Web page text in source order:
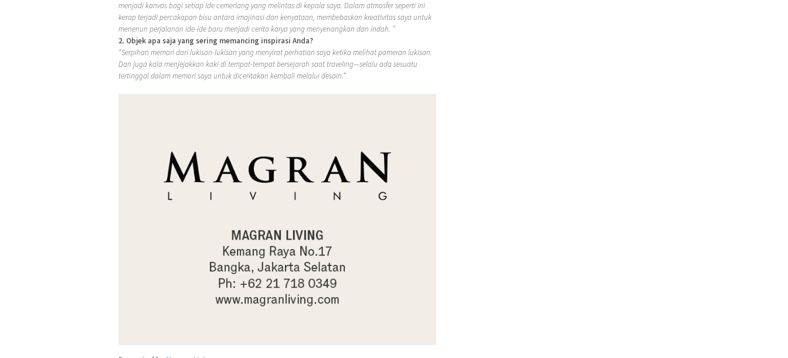
menjadi kanvas bagi setiap ide cemerlang yang melintas di kepala saya. Dalam atmosfer seperti ini
kerap terjadi percakapan bisu antara imajinasi dan kenyataan, membebaskan kreativitas saya untuk
menenun perjalanan ide-ide baru menjadi cerita karya yang menyenangkan dan indah. ”
2. Objek apa saja yang sering memancing inspirasi Anda?
“Serpihan memori dari lukisan-lukisan yang menyirat perhatian saya ketika melihat pameran lukisan.
Dan juga kala menjejakkan kaki di tempat-tempat bersejarah saat traveling—selalu ada sesuatu
tertinggal dalam memori saya untuk diceritakan kembali melalui desain.”